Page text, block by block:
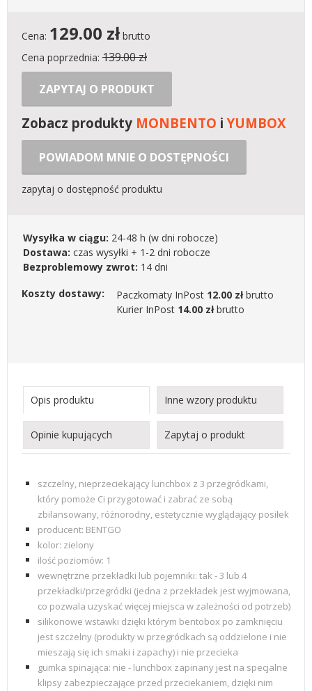
Cena: 129.00 złbrutto
Cena poprzednia: 139.00 zł
ZAPYTAJ O PRODUKT
Zobacz produkty MONBENTO iYUMBOX
POWIADOM MNIE O DOSTĘPNOŚCI
zapytaj o dostępność produktu
Wysyłka w ciągu: 24-48 h (w dni robocze)
Dostawa: czas wysyłki + 1-2 dni robocze
Bezproblemowy zwrot: 14 dni
Koszty dostawy:
Paczkomaty InPost 12.00 złbrutto
Kurier InPost 14.00 złbrutto
Opis produktu Inne wzory produktu
Opinie kupujących Zapytaj o produkt
szczelny, nieprzeciekający lunchbox z 3 przegródkami,
który pomoże Ci przygotować i zabrać ze sobą
zbilansowany, różnorodny, estetycznie wyglądający posiłek
producent: BENTGO
kolor: zielony
ilość poziomów: 1
wewnętrzne przekładki lub pojemniki: tak - 3 lub 4
przekładki/przegródki (jedna z przekładek jest wyjmowana,
co pozwala uzyskać więcej miejsca w zależności od potrzeb)
silikonowe wstawki dzięki którym bentobox po zamknięciu
jest szczelny (produkty w przegródkach są oddzielone i nie
mieszają się ich smaki i zapachy) i nie przecieka
gumka spinająca: nie - lunchbox zapinany jest na specjalne
klipsy zabezpieczające przed przeciekaniem, dzięki nim